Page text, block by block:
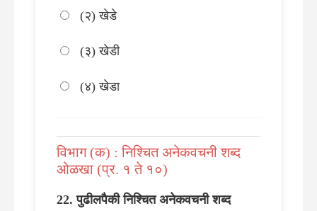
(२) खेडे
(३) खेडी
(४) खेडा
विभाग (क) : निश्चित अनेकवचनी शब्द
ओळखा (प्र. १ ते १०)
पुढीलपैकी निश्चित अनेकवचनी शब्द